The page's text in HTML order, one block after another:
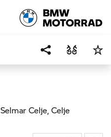
Selmar Celje, Celje